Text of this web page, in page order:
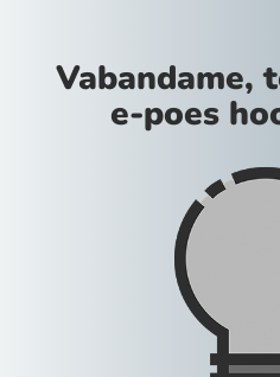
Vabandame,
e-poes